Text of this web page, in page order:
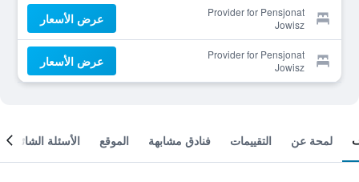
Provider for Pensjonat
Jowisz
عرض الأسعار
Provider for Pensjonat
Jowisz
عرض الأسعار
لمحة عن التقييمات فنادق مشابهة الموقع الأسئلة الشائعة